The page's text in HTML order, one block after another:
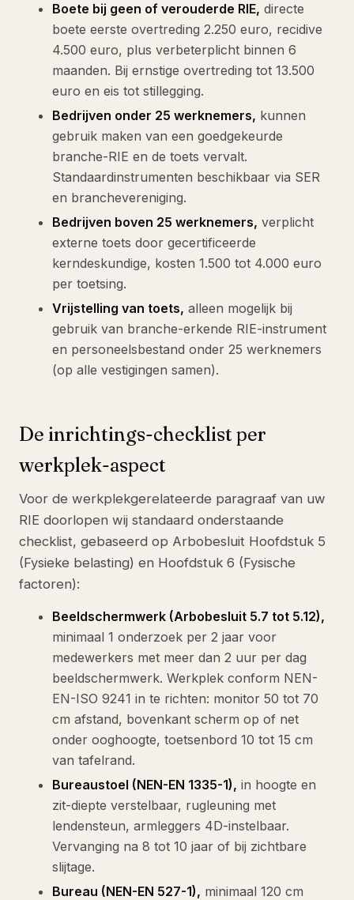
Boete bij geen of verouderde RIE, directe
boete eerste overtreding 2.250 euro, recidive
4.500 euro, plus verbeterplicht binnen 6
maanden. Bij ernstige overtreding tot 13.500
euro en eis tot stillegging.
Bedrijven onder 25 werknemers, kunnen
gebruik maken van een goedgekeurde
branche-RIE en de toets vervalt.
Standaardinstrumenten beschikbaar via SER
en branchevereniging.
Bedrijven boven 25 werknemers, verplicht
externe toets door gecertificeerde
kerndeskundige, kosten 1.500 tot 4.000 euro
per toetsing.
Vrijstelling van toets, alleen mogelijk bij
gebruik van branche-erkende RIE-instrument
en personeelsbestand onder 25 werknemers
(op alle vestigingen samen).
De inrichtings-checklist per
werkplek-aspect
Voor de werkplekgerelateerde paragraaf van uw
RIE doorlopen wij standaard onderstaande
checklist, gebaseerd op Arbobesluit Hoofdstuk 5
(Fysieke belasting) en Hoofdstuk 6 (Fysische
factoren):
Beeldschermwerk (Arbobesluit 5.7 tot 5.12),
minimaal 1 onderzoek per 2 jaar voor
medewerkers met meer dan 2 uur per dag
beeldschermwerk. Werkplek conform NEN-
EN-ISO 9241 in te richten: monitor 50 tot 70
cm afstand, bovenkant scherm op of net
onder ooghoogte, toetsenbord 10 tot 15 cm
van tafelrand.
Bureaustoel (NEN-EN 1335-1), in hoogte en
zit-diepte verstelbaar, rugleuning met
lendensteun, armleggers 4D-instelbaar.
Vervanging na 8 tot 10 jaar of bij zichtbare
slijtage.
Bureau (NEN-EN 527-1), minimaal 120 cm